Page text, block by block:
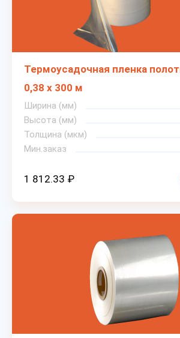
Термоусадочная пленка
0,38 х 300 м
Ширина (мм)
Высота (мм)
Толщина (мкм)
Мин.заказ
1 812.33 ₽